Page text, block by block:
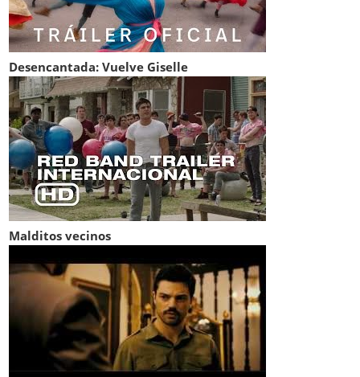
Desencantada: Vuelve Giselle
Malditos vecinos